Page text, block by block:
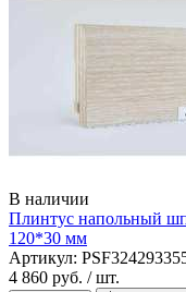
В наличии
Плинтус напольный
120*30 мм
Артикул:
4 860 руб. / шт.